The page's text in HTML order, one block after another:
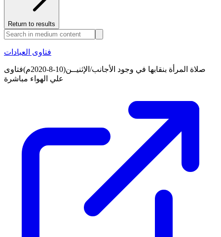
Return to results
فتاوى العبادات
صلاة المرأة بنقابها في وجود الأجانب/الإثنيــن(10-8-2020م)فتاوى
علي الهواء مباشرة